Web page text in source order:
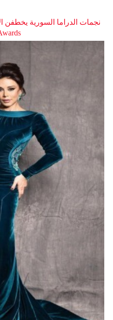
نجمات الدراما السورية يخطفن